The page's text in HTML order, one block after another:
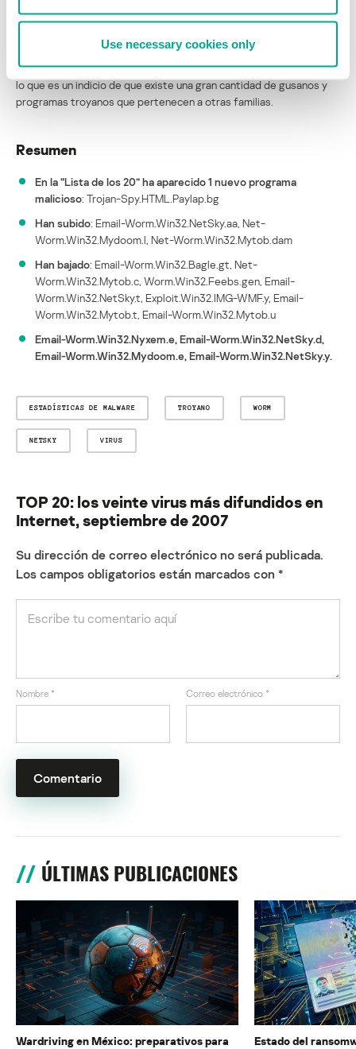
Use necessary cookies only
antivirus, con los datos del año 2005.
Los otros programas maliciosos presentes en el tráfico postal
ocuparon un significativo porcentaje (8,92%) del total interceptado,
lo que es un indicio de que existe una gran cantidad de gusanos y
programas troyanos que pertenecen a otras familias.
Resumen
En la “Lista de los 20” ha aparecido 1 nuevo programa
malicioso: Trojan-Spy.HTML.Paylap.bg
Han subido: Email-Worm.Win32.NetSky.aa, Net-
Worm.Win32.Mydoom.l, Net-Worm.Win32.Mytob.dam
Han bajado: Email-Worm.Win32.Bagle.gt, Net-
Worm.Win32.Mytob.c, Worm.Win32.Feebs.gen, Email-
Worm.Win32.NetSky.t, Exploit.Win32.IMG-WMF.y, Email-
Worm.Win32.Mytob.t, Email-Worm.Win32.Mytob.u
Email-Worm.Win32.Nyxem.e, Email-Worm.Win32.NetSky.d,
Email-Worm.Win32.Mydoom.e, Email-Worm.Win32.NetSky.y.
ESTADÍSTICAS DE MALWARE TROYANO WORM
NETSKY VIRUS
TOP 20: los veinte virus más difundidos en
Internet, septiembre de 2007
Su dirección de correo electrónico no será publicada.
Los campos obligatorios están marcados con *
Nombre * Correo electrónico *
ÚLTIMAS PUBLICACIONES
Wardriving en México: preparativos para
Estado del